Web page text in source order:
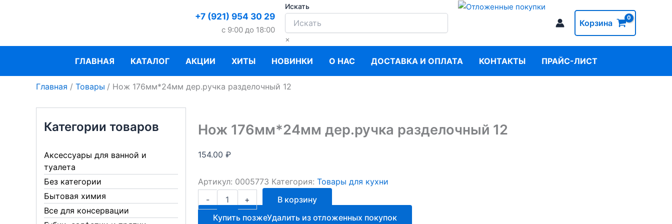
+7 (921) 954 30 29
c 9:00 до 18:00
Искать
×
Корзина
ГЛАВНАЯ КАТАЛОГ АКЦИИ ХИТЫ НОВИНКИ О НАС ДОСТАВКА И ОПЛАТА КОНТАКТЫ ПРАЙС-ЛИСТ
Главная Товары Нож 176мм*24мм дер.ручка разделочный 12
Категории товаров
Аксессуары для ванной и
туалета
Без категории
Бытовая химия
Все для консервации
Нож 176мм*24мм дер.ручка разделочный 12
154.00 ₽
Артикул: 0005773 Категория: Товары для кухни
-
Количество
товара
+
В корзину
Купить позжеУдалить из отложенных покупок